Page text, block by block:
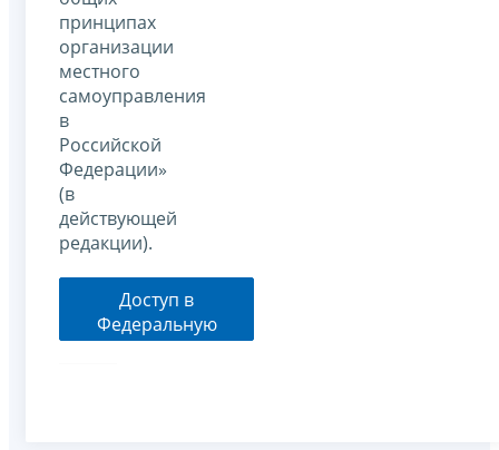
принципах
организации
местного
самоуправления
в
Российской
Федерации»
(в
действующей
редакции).
Доступ в
Федеральную
информационную